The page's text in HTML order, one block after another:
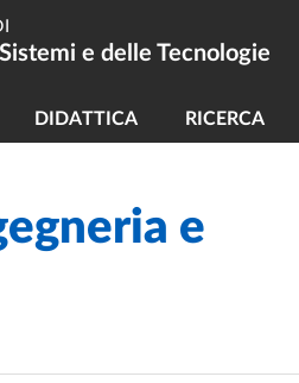
e delle Tecnologie
principale
DIDATTICA RICERCA
e